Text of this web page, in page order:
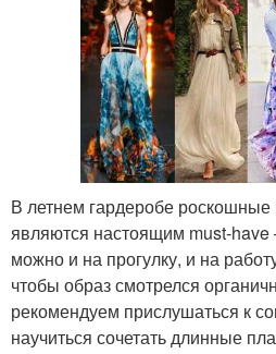
В летнем гардеробе
являются настоящим must-have
можно и на прогулку, и на
чтобы образ смотрелся
рекомендуем прислушаться к
научиться сочетать длинные